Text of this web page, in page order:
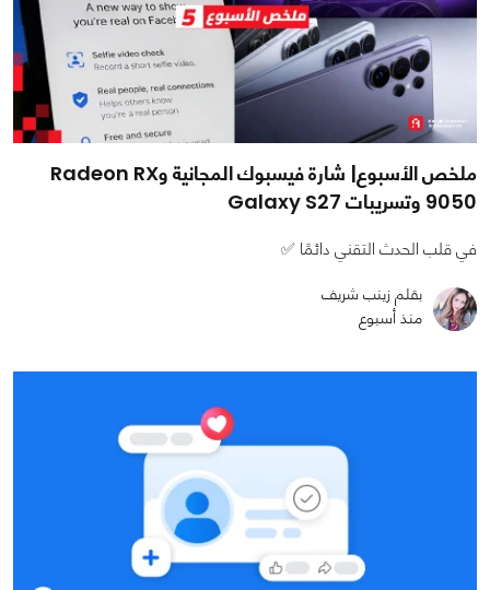
ملخص الأسبوع| شارة فيسبوك المجانية وRadeon RX
9050 وتسريبات Galaxy S27
في قلب الحدث التقني دائمًا ✅
بقلم زينب شريف
منذ أسبوع